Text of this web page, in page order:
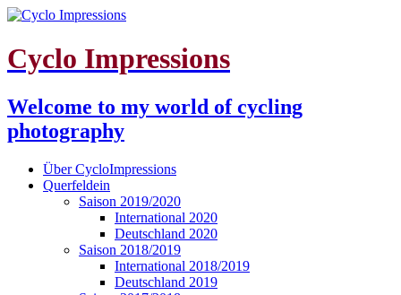
Cyclo Impressions
Welcome to my world of cycling
photography
Über CycloImpressions
Querfeldein
Saison 2019/2020
International 2020
Deutschland 2020
Saison 2018/2019
International 2018/2019
Deutschland 2019